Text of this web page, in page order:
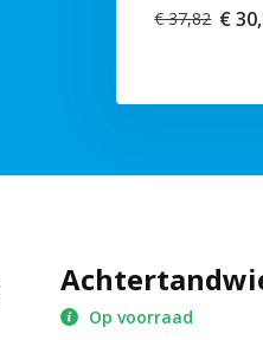
€ 37,82 €
Op voorraad